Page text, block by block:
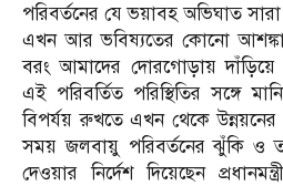
পরিবর্তনের যে ভয়াবহ অভিঘাত
এখন আর ভবিষ্যতের কোনো আশঙ্কা
বরং আমাদের দোরগোড়ায় দাঁড়িয়ে
এই পরিবর্তিত পরিস্থিতির সঙ্গে
বিপর্যয় রুখতে এখন থেকে উন্নয়নের
সময় জলবায়ু পরিবর্তনের ঝুঁকি ও
দেওয়ার নির্দেশ দিয়েছেন